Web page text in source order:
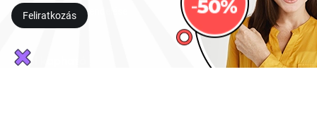
Stevia termékek rendelése
Ahol kapható
Feliratkozás